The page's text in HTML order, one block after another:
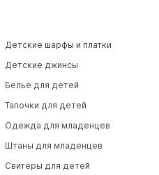
Детские шарфы и платки
Детские джинсы
Белье для детей
Тапочки для детей
Одежда для младенцев
Штаны для младенцев
Свитеры для детей